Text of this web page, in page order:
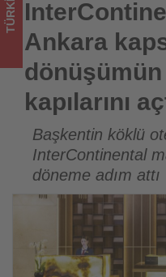
sizler
için
turizmde
olup
bitenleri
takip
ediyor!
InterContinental Grand Ankara
ardından kapılarını açtı
Ankara
dönüşümün
kapılarını
Başkentin köklü
InterContinental
döneme adım attı